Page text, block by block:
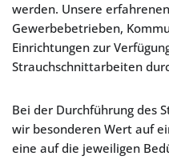
werden. Unsere
Gewerbebetrieben,
Einrichtungen zur
Strauchschnittarbeiten
Bei der Durchführung des
wir besonderen Wert auf
eine auf die jeweiligen